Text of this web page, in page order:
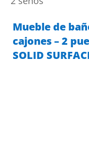
Mueble de
cajones – 2
SOLID